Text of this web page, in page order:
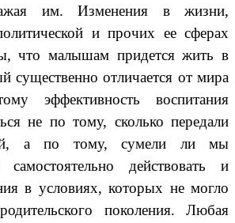
им. Изменения в жизни,
и прочих ее сферах
что малышам придется жить в
существенно отличается от мира
эффективность воспитания
не по тому, сколько передали
а по тому, сумели ли мы
действовать и
в условиях, которых не могло
поколения. Любая